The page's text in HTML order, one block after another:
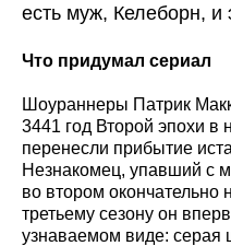
есть муж, Келеборн, и
Что придумал сериал
Шоураннеры Патрик
3441 год Второй эпохи в
перенесли прибытие
Незнакомец, упавший с
во втором окончательно
третьему сезону он
узнаваемом виде: